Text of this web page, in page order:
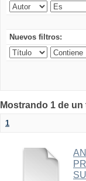
Nuevos filtros:
Mostrando 1 de
1